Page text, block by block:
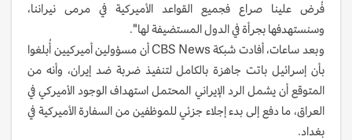
فُرض علينا صراع فجميع القواعد الأميركية في مرمى نيراننا،
وسنستهدفها بجرأة في الدول المستضيفة لها".
وبعد ساعات، أفادت شبكة CBS News أن مسؤولين أميركيين أُبلغوا
بأن إسرائيل باتت جاهزة بالكامل لتنفيذ ضربة ضد إيران، وأنه من
المتوقع أن يشمل الرد الإيراني المحتمل استهداف الوجود الأميركي في
العراق، ما دفع إلى بدء إجلاء جزئي للموظفين من السفارة الأميركية في
بغداد.